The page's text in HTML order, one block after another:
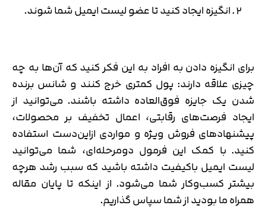
انگیزه ایجاد کنید تا عضو لیست ایمیل شما شوند.
برای انگیزه دادن به افراد به این فکر کنید که آن‌ها به چه
چیزی علاقه دارند: پول کمتری خرج کنند و شانس برنده
شدن یک جایزه فوق‌العاده داشته باشند. می‌توانید از
ایجاد فرصت‌های رقابتی، اعمال تخفیف بر محصولات،
پیشنهادهای فروش ویژه و مواردی ازاین‌دست استفاده
کنید. با کمک این فرمول دومرحله‌ای، شما می‌توانید
لیست ایمیل باکیفیت داشته باشید که سبب رشد هرچه
بیشتر کسب‌وکار شما می‌شود. از اینکه تا پایان مقاله
همراه ما بودید از شما سپاس گذاریم.